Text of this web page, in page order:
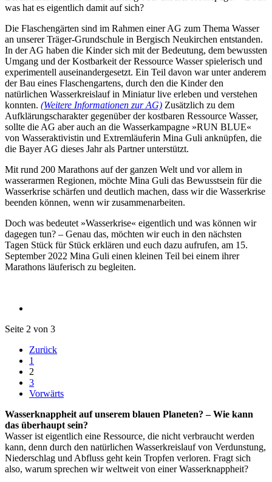
was hat es eigentlich damit auf sich?
Die Flaschengärten sind im Rahmen einer AG zum Thema Wasser
an unserer Träger-Grundschule in Bergisch Neukirchen entstanden.
In der AG haben die Kinder sich mit der Bedeutung, dem bewussten
Umgang und der Kostbarkeit der Ressource Wasser spielerisch und
experimentell auseinandergesetzt. Ein Teil davon war unter anderem
der Bau eines Flaschengartens, durch den die Kinder den
natürlichen Wasserkreislauf in Miniatur live erleben und verstehen
konnten. (Weitere Informationen zur AG) Zusätzlich zu dem
Aufklärungscharakter gegenüber der kostbaren Ressource Wasser,
sollte die AG aber auch an die Wasserkampagne »RUN BLUE«
von Wasseraktivistin und Extremläuferin Mina Guli anknüpfen, die
die Bayer AG dieses Jahr als Partner unterstützt.
Mit rund 200 Marathons auf der ganzen Welt und vor allem in
wasserarmen Regionen, möchte Mina Guli das Bewusstsein für die
Wasserkrise schärfen und deutlich machen, dass wir die Wasserkrise
beenden können, wenn wir zusammenarbeiten.
Doch was bedeutet »Wasserkrise« eigentlich und was können wir
dagegen tun? – Genau das, möchten wir euch in den nächsten
Tagen Stück für Stück erklären und euch dazu aufrufen, am 15.
September 2022 Mina Guli einen kleinen Teil bei einem ihrer
Marathons läuferisch zu begleiten.
Seite 2 von 3
Zurück
1
2
3
Vorwärts
Wasserknappheit auf unserem blauen Planeten? – Wie kann
das überhaupt sein?
Wasser ist eigentlich eine Ressource, die nicht verbraucht werden
kann, denn durch den natürlichen Wasserkreislauf von Verdunstung,
Niederschlag und Abfluss geht kein Tropfen verloren. Fragt sich
also, warum sprechen wir weltweit von einer Wasserknappheit?